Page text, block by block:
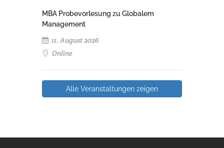
MBA Probevorlesung zu Globalem
Management
11. August 2026
Online
Alle Veranstaltungen zeigen